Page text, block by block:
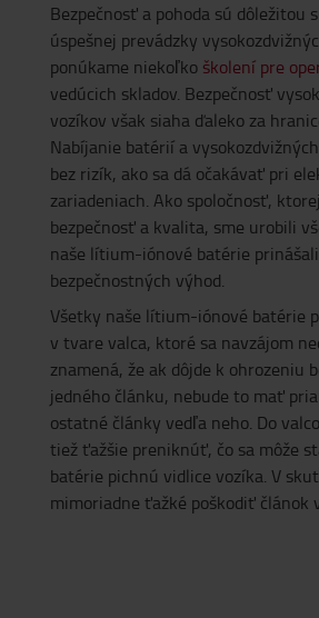
Bezpečnosť a pohoda sú dôležitou
úspešnej prevádzky
ponúkame niekoľko školení pre
vedúcich skladov. Bezpečnosť
vozíkov však siaha ďaleko za
Nabíjanie batérií a
bez rizík, ako sa dá očakávať pri
zariadeniach. Ako spoločnosť,
bezpečnosť a kvalita, sme urobili
naše lítium-iónové batérie
bezpečnostných výhod.
Všetky naše lítium-iónové batérie
v tvare valca, ktoré sa navzájom
znamená, že ak dôjde k ohrozeniu
jedného článku, nebude to mať
ostatné články vedľa neho. Do
tiež ťažšie preniknúť, čo sa môže
batérie pichnú vidlice vozíka. V
mimoriadne ťažké poškodiť článok